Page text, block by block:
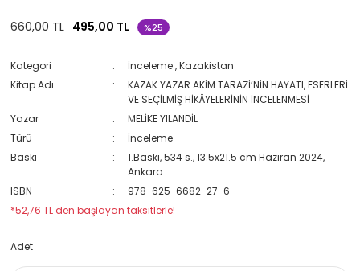
660,00 TL 495,00 TL %25
Kategori İnceleme ,Kazakistan
Kitap Adı
KAZAK YAZAR AKİM TARAZİ’NİN HAYATI, ESERLERİ
VE SEÇİLMİŞ HİKÂYELERİNİN İNCELENMESİ
Yazar
MELİKE YILANDİL
Türü
İnceleme
Baskı
1.Baskı, 534 s., 13.5x21.5 cm Haziran 2024,
Ankara
ISBN
978-625-6682-27-6
*52,76 TL den başlayan taksitlerle!
Adet